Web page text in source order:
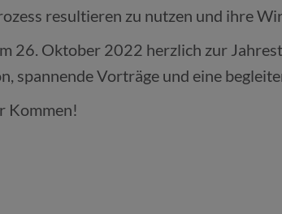
resultieren zu nutzen und ihre
26. Oktober 2022 herzlich zur
spannende Vorträge und eine
Kommen!